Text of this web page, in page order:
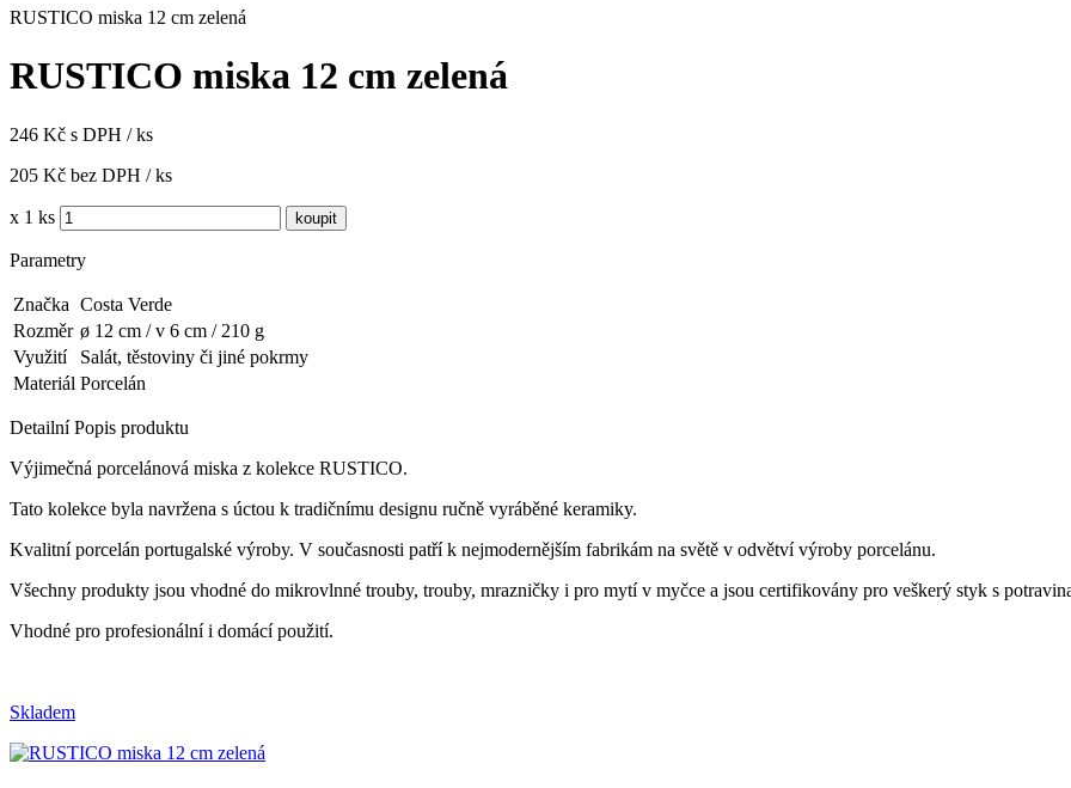
RUSTICO miska 12 cm zelená
RUSTICO miska 12 cm zelená
246 Kč s DPH / ks
205 Kč bez DPH / ks
x 1 ks
Parametry
Značka Costa Verde
Rozměr ø 12 cm / v 6 cm / 210 g
Využití
Salát, těstoviny či jiné pokrmy
Materiál Porcelán
Detailní Popis produktu
Výjimečná porcelánová miska z kolekce RUSTICO.
Tato kolekce byla navržena s úctou k tradičnímu designu ručně vyráběné keramiky.
Kvalitní porcelán portugalské výroby. V současnosti patří k nejmodernějším fabrikám na světě v odvětví výroby porcelánu.
Všechny produkty jsou vhodné do mikrovlnné trouby, trouby, mrazničky i pro mytí v myčce a jsou certifikovány pro veškerý styk s
Vhodné pro profesionální i domácí použití.
Skladem